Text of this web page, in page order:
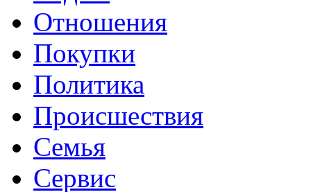
Отношения
Покупки
Политика
Происшествия
Семья
Сервис